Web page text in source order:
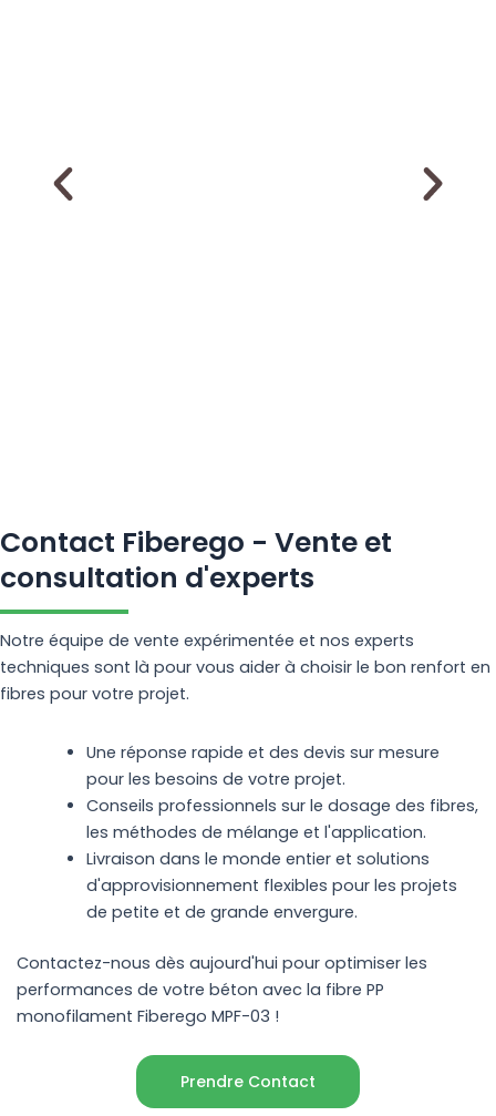
Contact Fiberego - Vente et
consultation d'experts
Notre équipe de vente expérimentée et nos experts
techniques sont là pour vous aider à choisir le bon renfort en
fibres pour votre projet.
Une réponse rapide et des devis sur mesure
pour les besoins de votre projet.
Conseils professionnels sur le dosage des fibres,
les méthodes de mélange et l'application.
Livraison dans le monde entier et solutions
d'approvisionnement flexibles pour les projets
de petite et de grande envergure.
Contactez-nous dès aujourd'hui pour optimiser les
performances de votre béton avec la fibre PP
monofilament Fiberego MPF-03 !
Prendre Contact